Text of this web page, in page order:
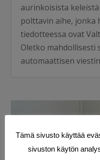
aurinkoisista
polttavin aihe, jonka
tiedotteessa ovat
Oletko mahdollisesti
automaattisen
Tämä sivusto käyttää
sivuston käytön